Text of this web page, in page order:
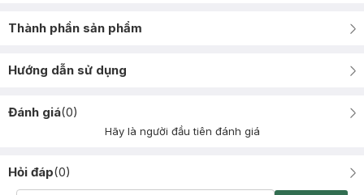
Thành phần sản phẩm
Hướng dẫn sử dụng
Đánh giá(0)
Hãy là người đầu tiên đánh giá
Hỏi đáp(0)